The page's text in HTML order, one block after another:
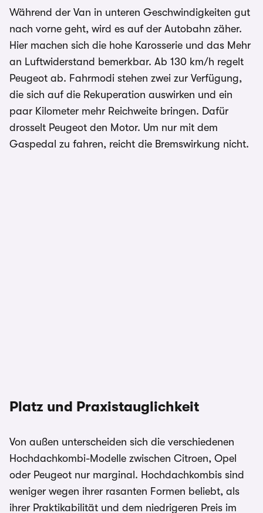
Während der Van in unteren Geschwindigkeiten gut
nach vorne geht, wird es auf der Autobahn zäher.
Hier machen sich die hohe Karosserie und das Mehr
an Luftwiderstand bemerkbar. Ab 130 km/h regelt
Peugeot ab. Fahrmodi stehen zwei zur Verfügung,
die sich auf die Rekuperation auswirken und ein
paar Kilometer mehr Reichweite bringen. Dafür
drosselt Peugeot den Motor. Um nur mit dem
Gaspedal zu fahren, reicht die Bremswirkung nicht.
Platz und Praxistauglichkeit
Von außen unterscheiden sich die verschiedenen
Hochdachkombi-Modelle zwischen Citroen, Opel
oder Peugeot nur marginal. Hochdachkombis sind
weniger wegen ihrer rasanten Formen beliebt, als
ihrer Praktikabilität und dem niedrigeren Preis im